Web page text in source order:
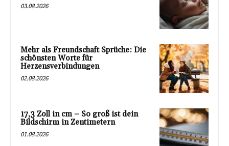
03.08.2026
Mehr als Freundschaft Sprüche: Die
schönsten Worte für
Herzensverbindungen
02.08.2026
17,3 Zoll in cm – So groß ist dein
Bildschirm in Zentimetern
01.08.2026